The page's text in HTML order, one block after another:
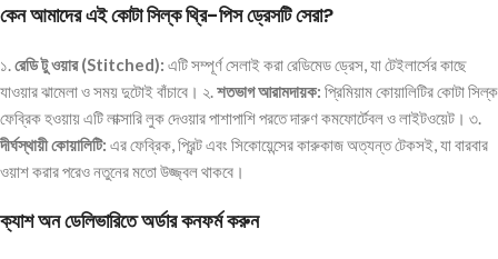
কেন আমাদের এই কোটা সিল্ক থ্রি-পিস ড্রেসটি সেরা?
১.রেডি টু ওয়ার (Stitched): এটি সম্পূর্ণ সেলাই করা রেডিমেড ড্রেস, যা টেইলার্সের কাছে
যাওয়ার ঝামেলা ও সময় দুটোই বাঁচাবে। ২.শতভাগ আরামদায়ক: প্রিমিয়াম কোয়ালিটির কোটা সিল্ক
ফেব্রিক হওয়ায় এটি লাক্সারি লুক দেওয়ার পাশাপাশি পরতে দারুণ কমফোর্টেবল ও লাইটওয়েট। ৩.
দীর্ঘস্থায়ী কোয়ালিটি: এর ফেব্রিক, প্রিন্ট এবং সিকোয়েন্সের কারুকাজ অত্যন্ত টেকসই, যা বারবার
ওয়াশ করার পরেও নতুনের মতো উজ্জ্বল থাকবে।
ক্যাশ অন ডেলিভারিতে অর্ডার কনফর্ম করুন